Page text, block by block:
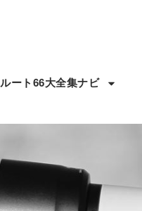
ルート66大全集ナビ